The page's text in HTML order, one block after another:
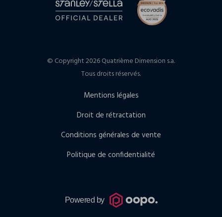
© Copyright 2026 Quatrième Dimension s.a.
Tous droits réservés.
Mentions légales
Droit de rétractation
Conditions générales de vente
Politique de confidentialité
Powered by